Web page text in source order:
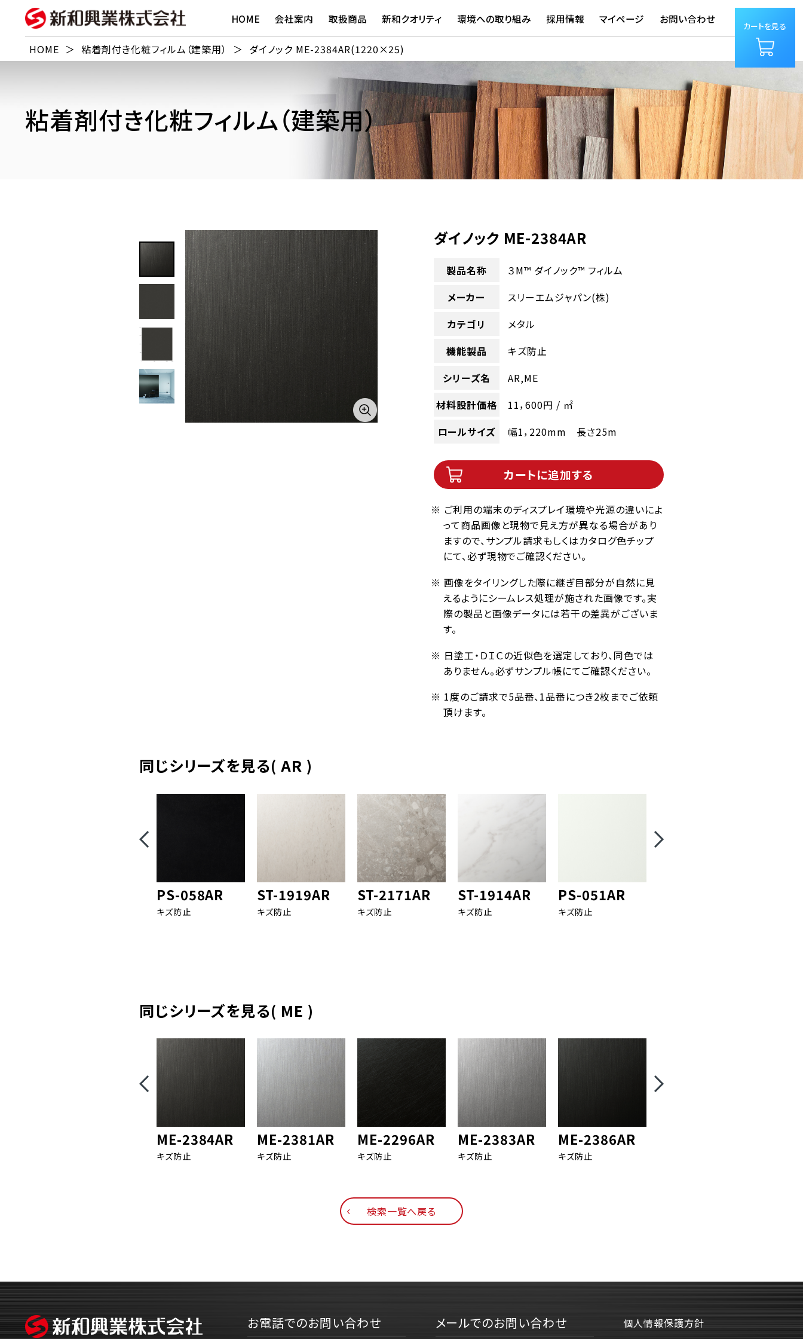
HOME 会社案内 取扱商品 新和クオリティ 環境への取り組み 採用情報 マイページ お問い合わせ
カートを見る
HOME ＞ 粘着剤付き化粧フィルム（建築用） ＞ ダイノック ME-2384AR(1220×25)
粘着剤付き化粧フィルム（建築用）
ダイノック ME-2384AR
製品名称
３M™ ダイノック™ フィルム
メーカー
スリーエムジャパン(株)
カテゴリ
メタル
機能製品
キズ防止
シリーズ名
AR,ME
材料設計価格
11，600円 / ㎡
ロールサイズ
幅1，220mm 長さ25m
カートに追加する
※ ご利用の端末のディスプレイ環境や光源の違いによ
って商品画像と現物で見え方が異なる場合があり
ますので、サンプル請求もしくはカタログ色チップ
にて、必ず現物でご確認ください。
※ 画像をタイリングした際に継ぎ目部分が自然に見
えるようにシームレス処理が施された画像です。実
際の製品と画像データには若干の差異がございま
す。
※ 日塗工・ＤＩＣの近似色を選定しており、同色では
ありません。必ずサンプル帳にてご確認ください。
※ 1度のご請求で5品番、1品番につき2枚までご依頼
頂けます。
同じシリーズを見る( AR )
PS-058AR
キズ防止
ST-1919AR
キズ防止
ST-2171AR
キズ防止
ST-1914AR
キズ防止
PS-051AR
キズ防止
同じシリーズを見る( ME )
ME-2384AR
キズ防止
ME-2381AR
キズ防止
ME-2296AR
キズ防止
ME-2383AR
キズ防止
ME-2386AR
キズ防止
検索一覧へ戻る
お電話でのお問い合わせ メールでのお問い合わせ
個人情報保護方針